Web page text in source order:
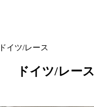
イツ/レース
ドイツ/レース